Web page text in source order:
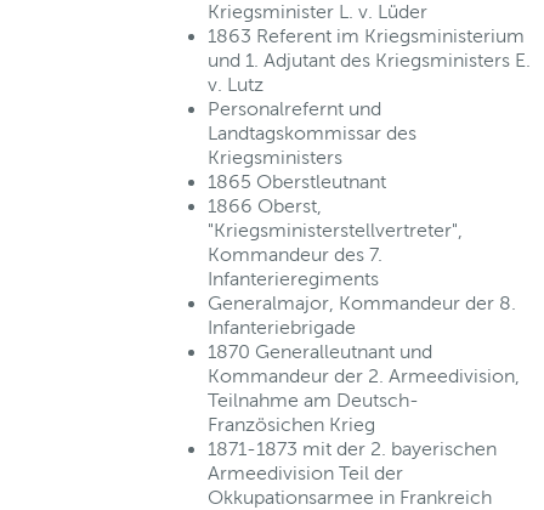
Kriegsminister L. v. Lüder
1863 Referent im Kriegsministerium
und 1. Adjutant des Kriegsministers E.
v. Lutz
Personalrefernt und
Landtagskommissar des
Kriegsministers
1865 Oberstleutnant
1866 Oberst,
"Kriegsministerstellvertreter",
Kommandeur des 7.
Infanterieregiments
Generalmajor, Kommandeur der 8.
Infanteriebrigade
1870 Generalleutnant und
Kommandeur der 2. Armeedivision,
Teilnahme am Deutsch-
Französichen Krieg
1871-1873 mit der 2. bayerischen
Armeedivision Teil der
Okkupationsarmee in Frankreich